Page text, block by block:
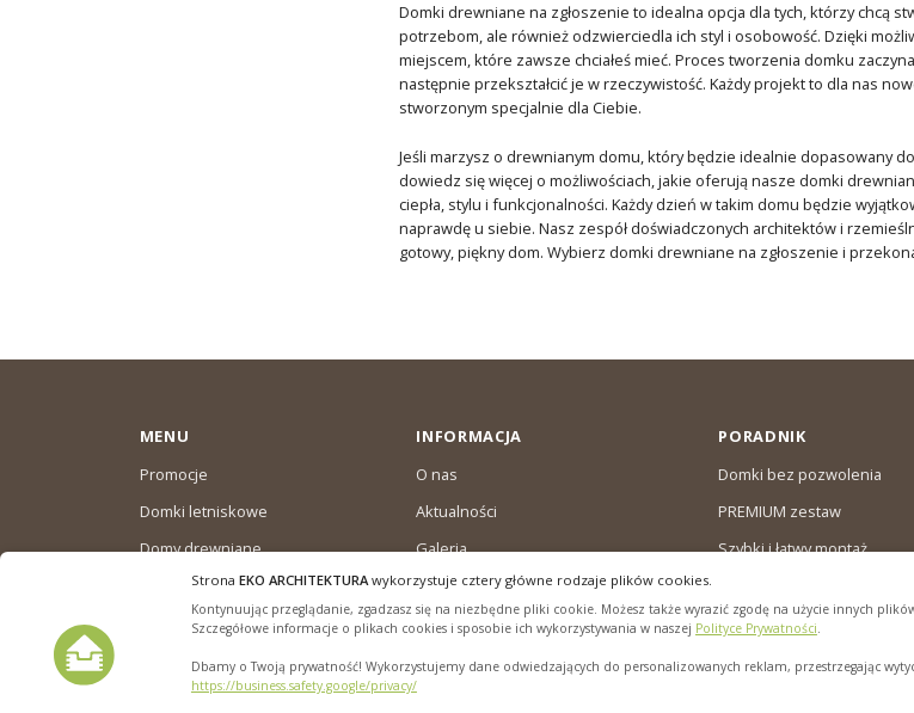
Domki drewniane na zgłoszenie to idealna opcja dla tych, którzy chcą
potrzebom, ale również odzwierciedla ich styl i osobowość. Dzięki
miejscem, które zawsze chciałeś mieć. Proces tworzenia domku
następnie przekształcić je w rzeczywistość. Każdy projekt to dla nas
stworzonym specjalnie dla Ciebie.
Jeśli marzysz o drewnianym domu, który będzie idealnie dopasowany
dowiedz się więcej o możliwościach, jakie oferują nasze domki
ciepła, stylu i funkcjonalności. Każdy dzień w takim domu będzie
naprawdę u siebie. Nasz zespół doświadczonych architektów i
gotowy, piękny dom. Wybierz domki drewniane na zgłoszenie i
MENU
Promocje
Domki letniskowe
Domy drewniane
Domki ogrodowe
INFORMACJA
O nas
Aktualności
Galeria
Warunki dostawy & Gwarancja
Polityka plików “cookies”
PORADNIK
Domki bez pozwolenia
PREMIUM zestaw
Szybki i łatwy montaż
Strona EKO ARCHITEKTURAwykorzystuje cztery główne rodzaje plików cookies.
Kontynuując przeglądanie, zgadzasz się na niezbędne pliki cookie. Możesz także wyrazić zgodę na użycie innych
Szczegółowe informacje o plikach cookies i sposobie ich wykorzystywania w naszej Polityce Prywatności.
Dbamy o Twoją prywatność! Wykorzystujemy dane odwiedzających do personalizowanych reklam, przestrzegając
https://business.safety.google/privacy/